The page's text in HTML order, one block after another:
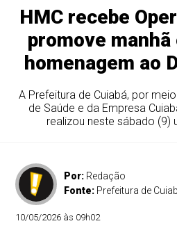
HMC recebe
promove
homenagem ao
A Prefeitura de Cuiabá, por
de Saúde e da Empresa
realizou neste sábado (9)
Por: Redação
Fonte: Prefeitura de
10/05/2026 às 09h02